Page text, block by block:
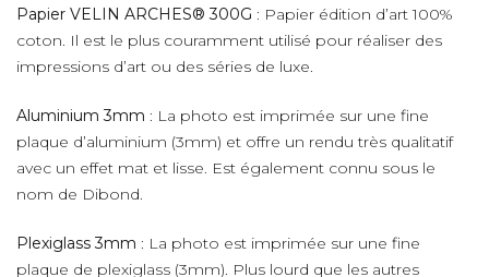
Papier VELIN ARCHES® 300G : Papier édition d’art 100%
coton. Il est le plus couramment utilisé pour réaliser des
impressions d’art ou des séries de luxe.
Aluminium 3mm : La photo est imprimée sur une fine
plaque d’aluminium (3mm) et offre un rendu très qualitatif
avec un effet mat et lisse. Est également connu sous le
nom de Dibond.
Plexiglass 3mm : La photo est imprimée sur une fine
plaque de plexiglass (3mm). Plus lourd que les autres